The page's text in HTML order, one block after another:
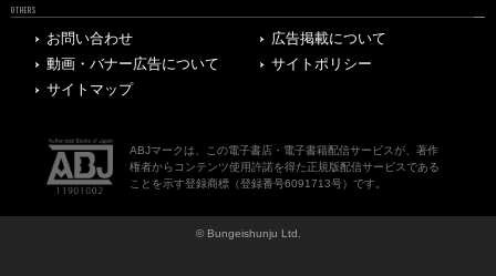
OTHERS
お問い合わせ
広告掲載について
動画・バナー広告について
サイトポリシー
サイトマップ
ABJマークは、この電子書店・電子書籍配信サービスが、著作
権者からコンテンツ使用許諾を得た正規版配信サービスである
ことを示す登録商標（登録番号6091713号）です。
© Bungeishunju Ltd.